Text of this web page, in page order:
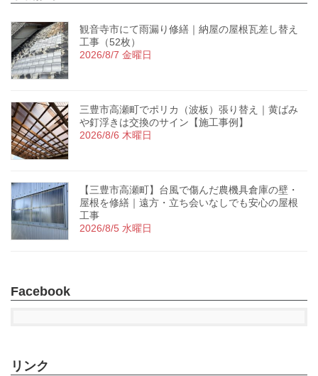
観音寺市にて雨漏り修繕｜納屋の屋根瓦差し替え
工事（52枚）
2026/8/7 金曜日
三豊市高瀬町でポリカ（波板）張り替え｜黄ばみ
や釘浮きは交換のサイン【施工事例】
2026/8/6 木曜日
【三豊市高瀬町】台風で傷んだ農機具倉庫の壁・
屋根を修繕｜遠方・立ち会いなしでも安心の屋根
工事
2026/8/5 水曜日
Facebook
リンク